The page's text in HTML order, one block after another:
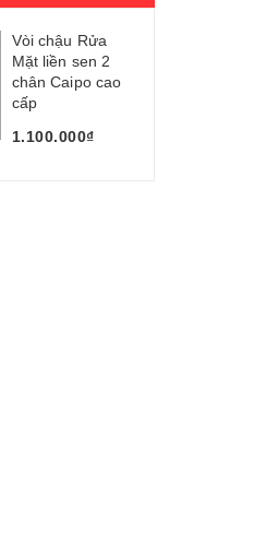
Vòi chậu Rửa
Mặt liền sen 2
chân Caipo cao
cấp
1.100.000₫